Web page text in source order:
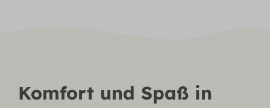
Komfort und Spaß in